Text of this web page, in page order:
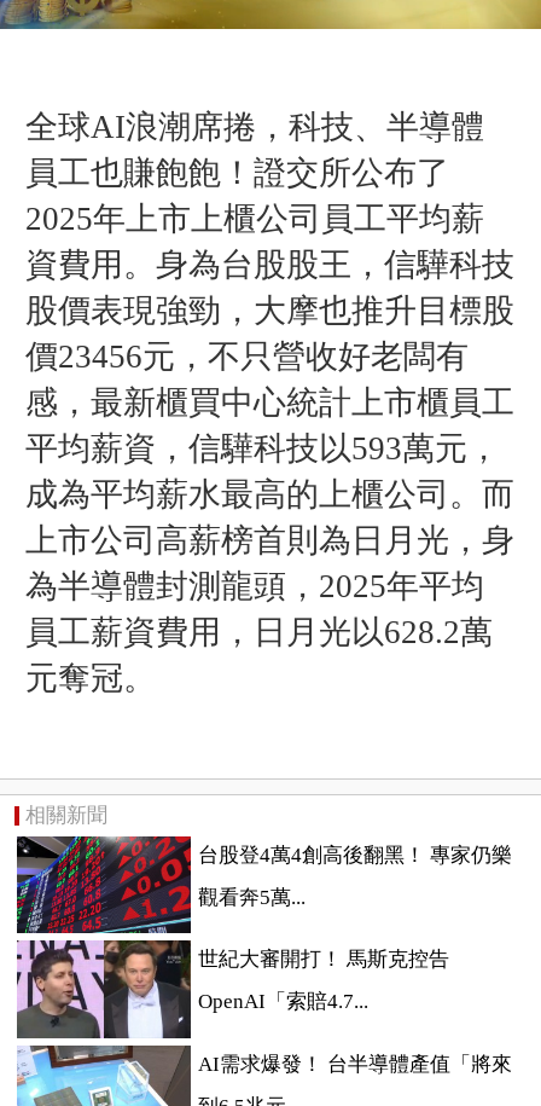
全球AI浪潮席捲，科技、半導體
員工也賺飽飽！證交所公布了
2025年上市上櫃公司員工平均薪
資費用。身為台股股王，信驊科技
股價表現強勁，大摩也推升目標股
價23456元，不只營收好老闆有
感，最新櫃買中心統計上市櫃員工
平均薪資，信驊科技以593萬元，
成為平均薪水最高的上櫃公司。而
上市公司高薪榜首則為日月光，身
為半導體封測龍頭，2025年平均
員工薪資費用，日月光以628.2萬
元奪冠。
相關新聞
台股登4萬4創高後翻黑！ 專家仍樂
觀看奔5萬...
世紀大審開打！ 馬斯克控告
OpenAI「索賠4.7...
AI需求爆發！ 台半導體產值「將來